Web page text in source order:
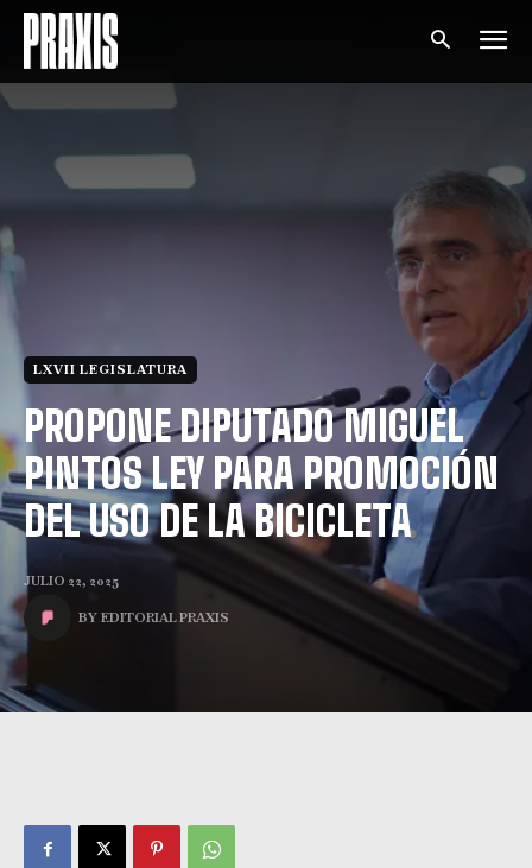
LXVII LEGISLATURA
PROPONE DIPUTADO MIGUEL
PINTOS LEY PARA PROMOCIÓN
DEL USO DE LA BICICLETA
JULIO 22, 2025
BY EDITORIAL PRAXIS